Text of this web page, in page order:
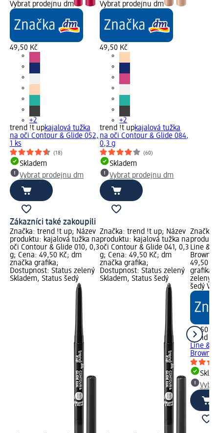
Vybrat prodejnu dm
49,50 Kč
+2
trend !t upkajalová tužka
na oči Contour & Glide 052,
1 ks
(18)
Skladem
Vybrat prodejnu dm
Vybrat prodejnu dm
49,50 Kč
+2
trend !t upkajalová tužka
na oči Contour & Glide 084,
0,3 g
(60)
Skladem
Vybrat prodejnu dm
Zákazníci také zakoupili
Značka: trend !t up; Název
produktu: kajalová tužka na
oči Contour & Glide 010, 0,3
g; Cena: 49,50 Kč; dm
značka grafika;
Dostupnost: Status zelený
Skladem, Status šedý
Značka: trend !t up; Název
produktu: kajalová tužka na
oči Contour & Glide 041, 0,3
g; Cena: 49,50 Kč; dm
značka grafika;
Dostupnost: Status zelený
Skladem, Status šedý
Značka:
Line &
Brown,
49,50
grafika;
zelený
šedý
49,50 Kč
trend !t
Line &
Brown,